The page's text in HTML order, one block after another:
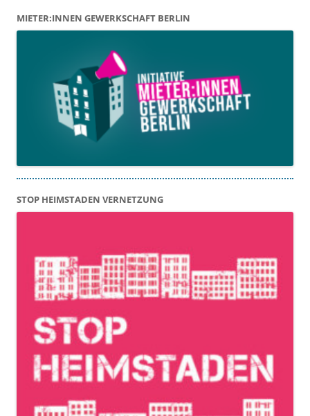
MIETER:INNEN GEWERKSCHAFT BERLIN
STOP HEIMSTADEN VERNETZUNG